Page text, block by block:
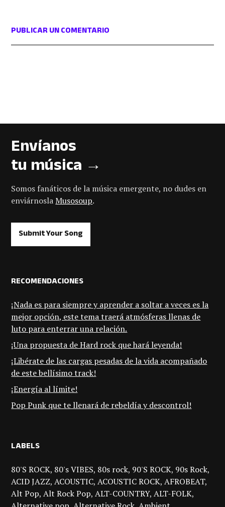
PUBLICAR UN COMENTARIO
Envíanos
tu música →
Somos fanáticos de la música emergente, no dudes en
enviárnoslaMusosoup.
Submit Your Song
RECOMENDACIONES
¡Nada es para siempre y aprender a soltar a veces es la
mejor opción, este tema traerá atmósferas llenas de
luto para enterrar una relación.
¡Una propuesta de Hard rock que hará leyenda!
¡Libérate de las cargas pesadas de la vida acompañado
de este bellísimo track!
¡Energía al límite!
Pop Punk que te llenará de rebeldía y descontrol!
LABELS
80'S ROCK 80's VIBES 80s rock 90'S ROCK 90s Rock
ACID JAZZ ACOUSTIC ACOUSTIC ROCK AFROBEAT
Alt Pop Alt Rock Pop ALT-COUNTRY ALT-FOLK